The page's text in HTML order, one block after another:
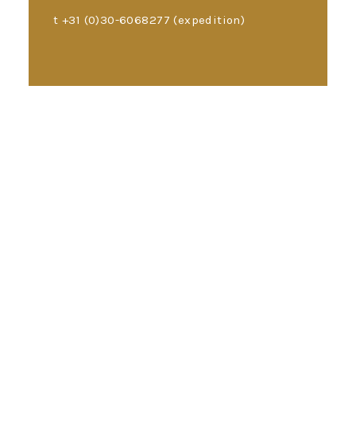
t +31 (0)30-6068277 (expedition)